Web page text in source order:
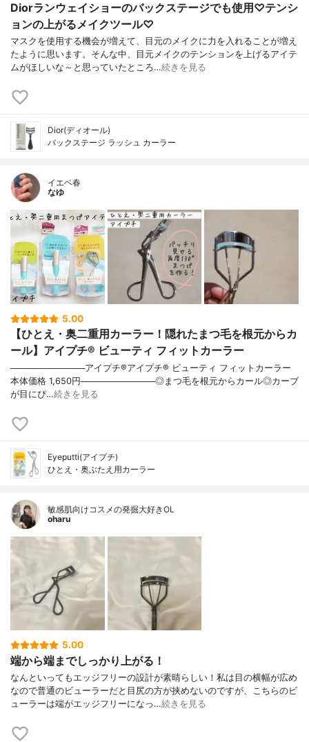
Diorランウェイショーのバックステージでも使用♡テンシ
ョンの上がるメイクツール♡
マスクを使用する機会が増えて、目元のメイクに力を入れることが増え
たように思います。そんな中、目元メイクのテンションを上げるアイテ
ムがほしいな～と思っていたところ…続きを見る
Dior(ディオール)
バックステージ ラッシュ カーラー
イエベ春
なゆ
5.00
【ひとえ・奥二重用カーラー！隠れたまつ毛を根元からカ
ール】アイプチ® ビューティ フィットカーラー
────────────アイプチ®アイプチ® ビューティ フィットカーラー
本体価格 1,650円────────────◎まつ毛を根元からカール◎カーブ
が目にぴ…続きを見る
Eyeputti(アイプチ)
ひとえ・奥ぶたえ用カーラー
敏感肌向けコスメの発掘大好きOL
oharu
5.00
端から端までしっかり上がる！
なんといってもエッジフリーの設計が素晴らしい！私は目の横幅が広め
なので普通のビューラーだと目尻の方が挟めないのですが、こちらのビ
ューラーは端がエッジフリーになっ…続きを見る